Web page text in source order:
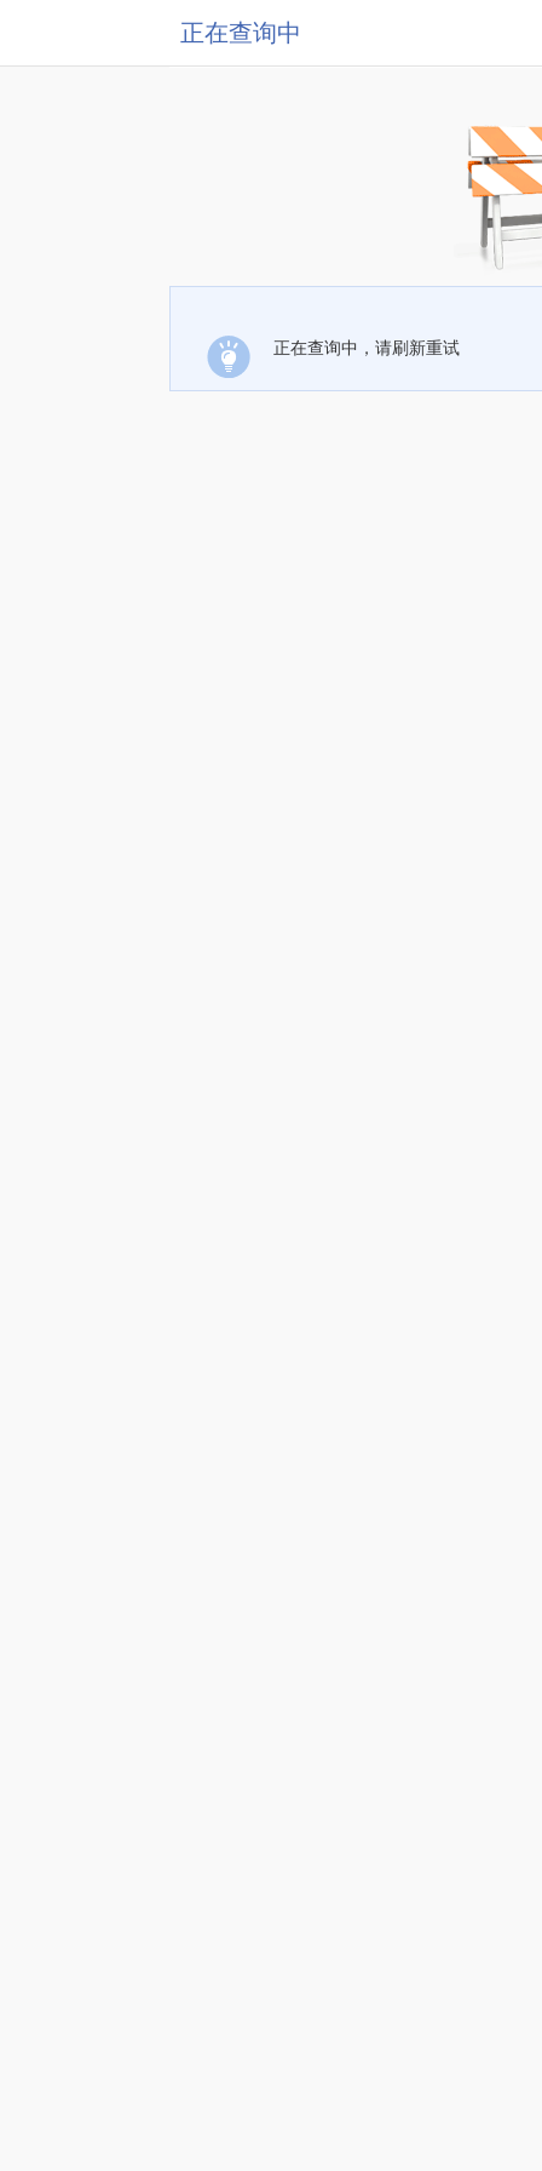
正在查询中
正在查询中，请刷新重试